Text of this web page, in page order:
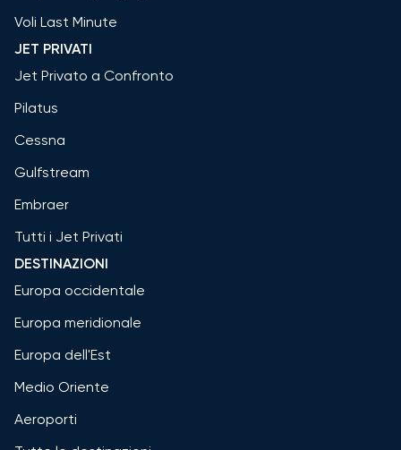
Voli Last Minute
JET PRIVATI
Jet Privato a Confronto
Pilatus
Cessna
Gulfstream
Embraer
Tutti i Jet Privati
DESTINAZIONI
Europa occidentale
Europa meridionale
Europa dell'Est
Medio Oriente
Aeroporti